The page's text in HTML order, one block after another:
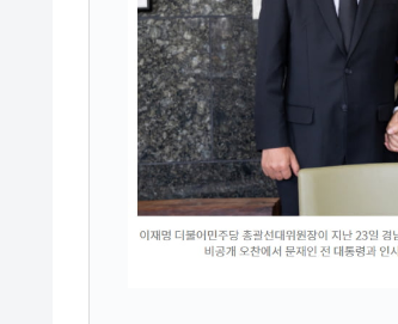
『Money1』 韓国「橋が落ちまし
『Money1』 韓国鉄鋼最大手『
『Money1』
米国下院「韓国の公
する差別。許してはおかぬ
『Money1』 韓国ボンクラ政策室
韓国半導体『SKハ
韓国･加徳島新国際